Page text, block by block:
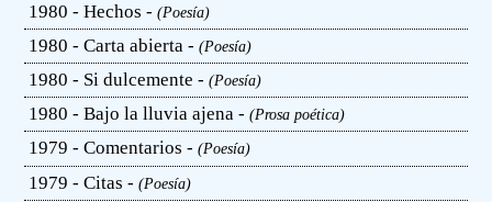
1980 - Hechos -(Poesía)
1980 - Carta abierta -(Poesía)
1980 - Si dulcemente -(Poesía)
1980 - Bajo la lluvia ajena -(Prosa poética)
1979 - Comentarios -(Poesía)
1979 - Citas -(Poesía)